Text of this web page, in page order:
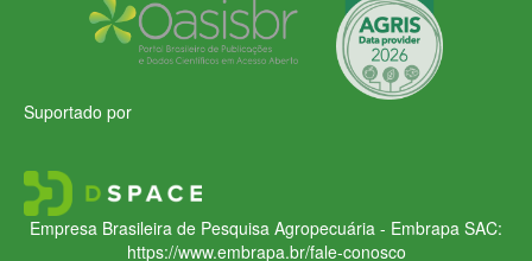
Suportado por
Empresa Brasileira de Pesquisa Agropecuária - Embrapa SAC:
https://www.embrapa.br/fale-conosco